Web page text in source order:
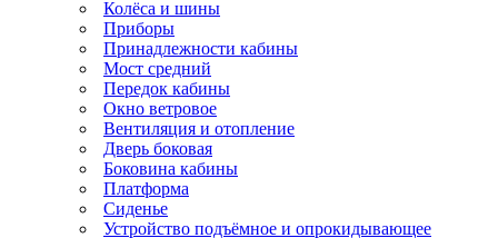
Колёса и шины
Приборы
Принадлежности кабины
Мост средний
Передок кабины
Окно ветровое
Вентиляция и отопление
Дверь боковая
Боковина кабины
Платформа
Сиденье
Устройство подъёмное и опрокидывающее